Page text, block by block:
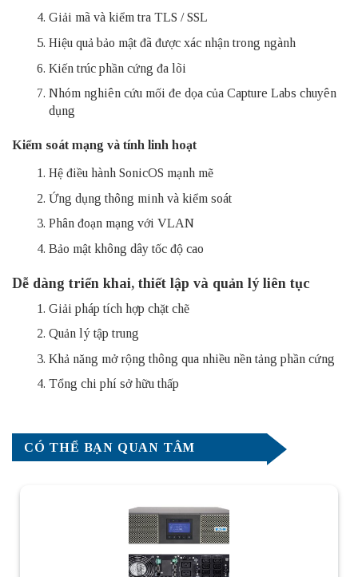
Giải mã và kiểm tra TLS / SSL
Hiệu quả bảo mật đã được xác nhận trong ngành
Kiến trúc phần cứng đa lõi
Nhóm nghiên cứu mối đe dọa của Capture Labs chuyên
dụng
Kiểm soát mạng và tính linh hoạt
Hệ điều hành SonicOS mạnh mẽ
Ứng dụng thông minh và kiểm soát
Phân đoạn mạng với VLAN
Bảo mật không dây tốc độ cao
Dễ dàng triển khai, thiết lập và quản lý liên tục
Giải pháp tích hợp chặt chẽ
Quản lý tập trung
Khả năng mở rộng thông qua nhiều nền tảng phần cứng
Tổng chi phí sở hữu thấp
CÓ THỂ BẠN QUAN TÂM